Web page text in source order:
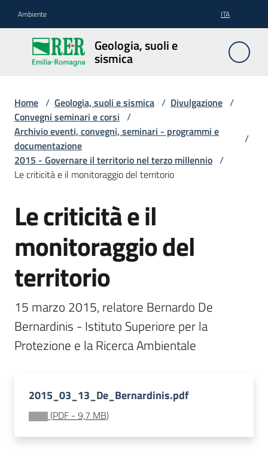
Ambiente ITA
Geologia, suoli e
sismica
Geologia,
suoli e
sismica
Geologia
Suoli
Sismica
Cartografia
e
dati
Seguici
su
Home / Geologia, suoli e sismica / Divulgazione /
Convegni seminari e corsi /
Archivio eventi, convegni, seminari - programmi e
documentazione
/
2015 - Governare il territorio nel terzo millennio /
Le criticità e il monitoraggio del territorio
Le criticità e il
monitoraggio del
territorio
15 marzo 2015, relatore Bernardo De
Bernardinis - Istituto Superiore per la
Protezione e la Ricerca Ambientale
2015_03_13_De_Bernardinis.pdf
(PDF - 9,7 MB)